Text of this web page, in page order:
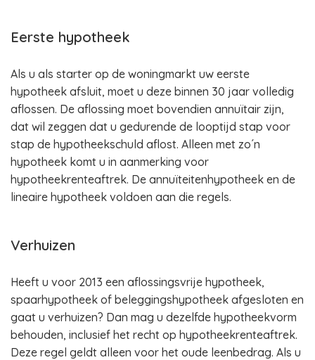
Eerste hypotheek
Als u als starter op de woningmarkt uw eerste
hypotheek afsluit, moet u deze binnen 30 jaar volledig
aflossen. De aflossing moet bovendien annuïtair zijn,
dat wil zeggen dat u gedurende de looptijd stap voor
stap de hypotheekschuld aflost. Alleen met zo´n
hypotheek komt u in aanmerking voor
hypotheekrenteaftrek. De annuïteitenhypotheek en de
lineaire hypotheek voldoen aan die regels.
Verhuizen
Heeft u voor 2013 een aflossingsvrije hypotheek,
spaarhypotheek of beleggingshypotheek afgesloten en
gaat u verhuizen? Dan mag u dezelfde hypotheekvorm
behouden, inclusief het recht op hypotheekrenteaftrek.
Deze regel geldt alleen voor het oude leenbedrag. Als u